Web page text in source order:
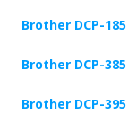
Brother DCP-185
Brother DCP-385
Brother DCP-395